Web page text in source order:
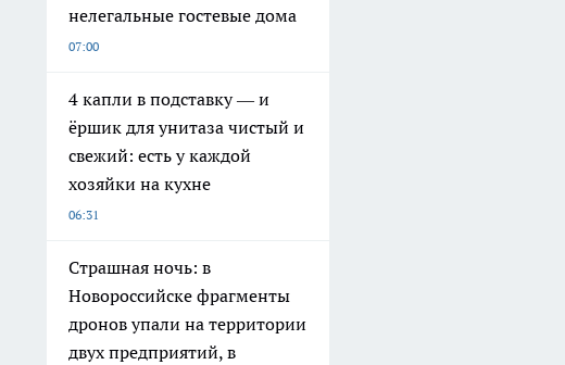
нелегальные гостевые дома
07:00
4 капли в подставку — и
ёршик для унитаза чистый и
свежий: есть у каждой
хозяйки на кухне
06:31
Страшная ночь: в
Новороссийске фрагменты
дронов упали на территории
двух предприятий, в